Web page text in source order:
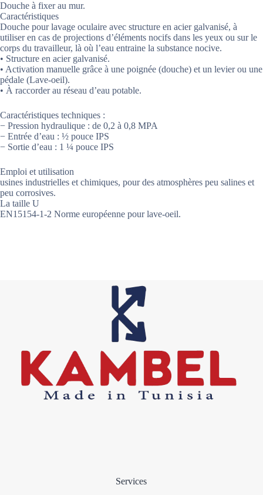
Douche à fixer au mur.
Caractéristiques
Douche pour lavage oculaire avec structure en acier galvanisé, à
utiliser en cas de projections d’éléments nocifs dans les yeux ou sur le
corps du travailleur, là où l’eau entraine la substance nocive.
• Structure en acier galvanisé.
• Activation manuelle grâce à une poignée (douche) et un levier ou une
pédale (Lave-oeil).
• À raccorder au réseau d’eau potable.
Caractéristiques techniques :
− Pression hydraulique : de 0,2 à 0,8 MPA
− Entrée d’eau : ½ pouce IPS
− Sortie d’eau : 1 ¼ pouce IPS
Emploi et utilisation
usines industrielles et chimiques, pour des atmosphères peu salines et
peu corrosives.
La taille U
EN15154-1-2 Norme européenne pour lave-oeil.
Services